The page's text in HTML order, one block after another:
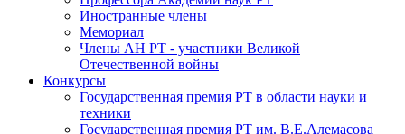
Иностранные члены
Мемориал
Члены АН РТ - участники Великой
Отечественной войны
Конкурсы
Государственная премия РТ в области науки и
техники
Государственная премия РТ им. В.Е.Алемасова